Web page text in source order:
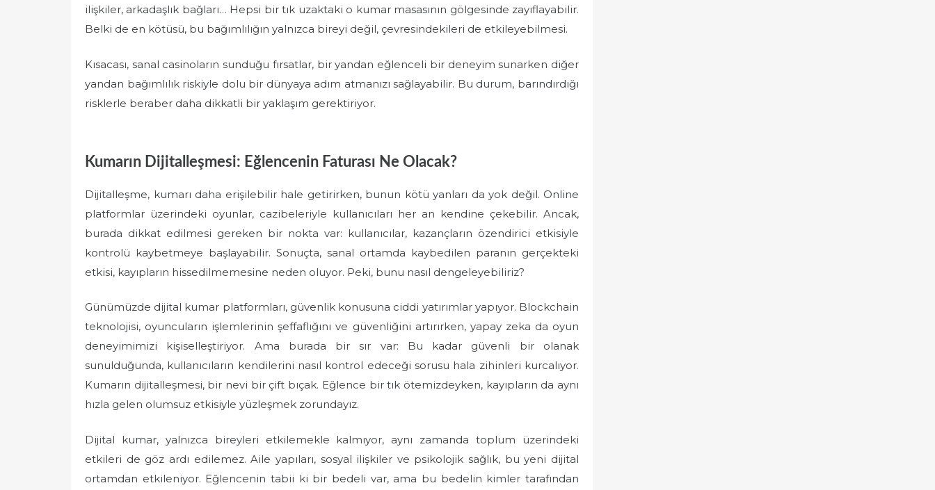
ilişkiler, arkadaşlık bağları… Hepsi bir tık uzaktaki o kumar masasının gölgesinde zayıflayabilir.
Belki de en kötüsü, bu bağımlılığın yalnızca bireyi değil, çevresindekileri de etkileyebilmesi.
Kısacası, sanal casinoların sunduğu fırsatlar, bir yandan eğlenceli bir deneyim sunarken diğer
yandan bağımlılık riskiyle dolu bir dünyaya adım atmanızı sağlayabilir. Bu durum, barındırdığı
risklerle beraber daha dikkatli bir yaklaşım gerektiriyor.
Kumarın Dijitalleşmesi: Eğlencenin Faturası Ne Olacak?
Dijitalleşme, kumarı daha erişilebilir hale getirirken, bunun kötü yanları da yok değil. Online
platformlar üzerindeki oyunlar, cazibeleriyle kullanıcıları her an kendine çekebilir. Ancak,
burada dikkat edilmesi gereken bir nokta var: kullanıcılar, kazançların özendirici etkisiyle
kontrolü kaybetmeye başlayabilir. Sonuçta, sanal ortamda kaybedilen paranın gerçekteki
etkisi, kayıpların hissedilmemesine neden oluyor. Peki, bunu nasıl dengeleyebiliriz?
Günümüzde dijital kumar platformları, güvenlik konusuna ciddi yatırımlar yapıyor. Blockchain
teknolojisi, oyuncuların işlemlerinin şeffaflığını ve güvenliğini artırırken, yapay zeka da oyun
deneyimimizi kişiselleştiriyor. Ama burada bir sır var: Bu kadar güvenli bir olanak
sunulduğunda, kullanıcıların kendilerini nasıl kontrol edeceği sorusu hala zihinleri kurcalıyor.
Kumarın dijitalleşmesi, bir nevi bir çift bıçak. Eğlence bir tık ötemizdeyken, kayıpların da aynı
hızla gelen olumsuz etkisiyle yüzleşmek zorundayız.
Dijital kumar, yalnızca bireyleri etkilemekle kalmıyor, aynı zamanda toplum üzerindeki
etkileri de göz ardı edilemez. Aile yapıları, sosyal ilişkiler ve psikolojik sağlık, bu yeni dijital
ortamdan etkileniyor. Eğlencenin tabii ki bir bedeli var, ama bu bedelin kimler tarafından